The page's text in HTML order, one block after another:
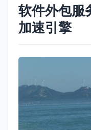
软件外包服
加速引擎